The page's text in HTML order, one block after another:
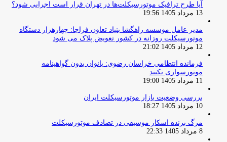
آیا طرح ترافیک موتورسیکلت‌ها در تهران قرار است اجرایی شود؟
13 مرداد 1405 19:56
مدیر عامل موسسه راهگشا بنیاد تعاون فراجا: چهارهزار دستگاه
موتورسیکلت روزانه در کشور تعویض پلاک می شود
12 مرداد 1405 21:02
فرمانده انتظامی خراسان رضوی: بانوان بدون گواهینامه
موتورسواری نکنند
11 مرداد 1405 19:00
بررسی وضعیت بازار موتورسیکلت ایران
10 مرداد 1405 18:27
مرگ برنده اسکار موسیقی در تصادف موتورسیکلت
8 مرداد 1405 22:33